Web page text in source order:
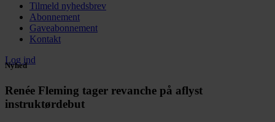
Tilmeld nyhedsbrev
Abonnement
Gaveabonnement
Kontakt
Log ind
Nyhed
Renée Fleming tager revanche på aflyst
instruktørdebut